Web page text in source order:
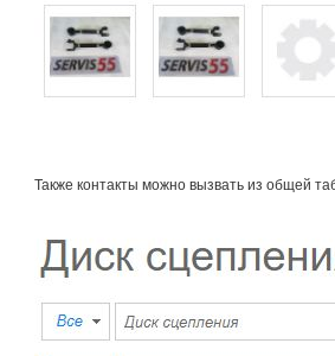
Также контакты можно вызвать из общей